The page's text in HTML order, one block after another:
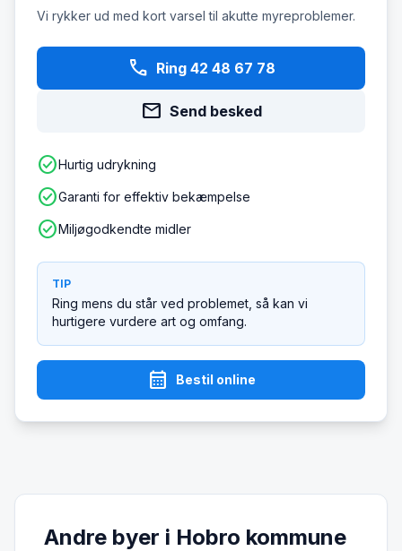
Vi rykker ud med kort varsel til akutte myreproblemer.
phone Ring 42 48 67 78
mail Send besked
check_circleHurtig udrykning
check_circleGaranti for effektiv bekæmpelse
check_circleMiljøgodkendte midler
TIP
Ring mens du står ved problemet, så kan vi
hurtigere vurdere art og omfang.
calendar_month Bestil online
Andre byer i Hobro kommune